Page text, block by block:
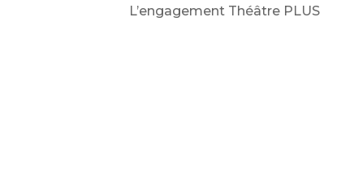
L’engagement Théâtre PLUS